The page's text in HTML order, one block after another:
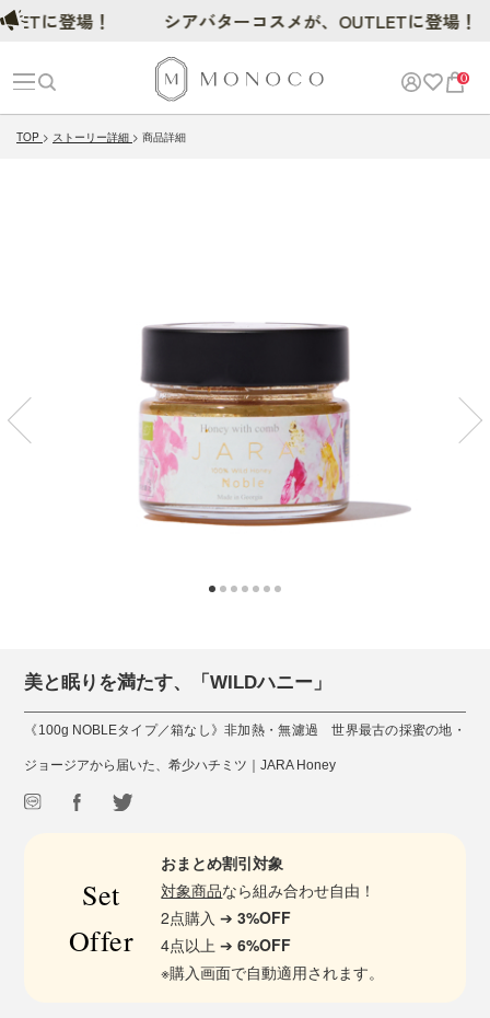
0
TOP ストーリー詳細 商品詳細
美と眠りを満たす、「WILDハニー」
《100g NOBLEタイプ／箱なし》非加熱・無濾過 世界最古の採蜜の地・
ジョージアから届いた、希少ハチミツ｜JARA Honey
Set
Offer
おまとめ割引対象
対象商品なら組み合わせ自由！
2点購入 ➔3%OFF
4点以上 ➔6%OFF
※購入画面で自動適用されます。
登場！ シアバターコスメが、OUTLETに登場！